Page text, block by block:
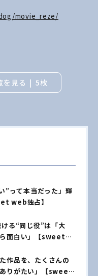
movie_reze/
を見る 5枚
”って本当だった」輝
web独占】
る“同じ役”は「大
面白い」【sweet
作品を、たくさんの
りがたい」【sweet